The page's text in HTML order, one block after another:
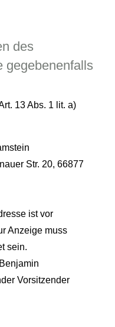
des
gegebenenfalls
13 Abs. 1 lit. a)
Str. 20, 66877
ist vor
Anzeige muss
sein.
Vorsitzender